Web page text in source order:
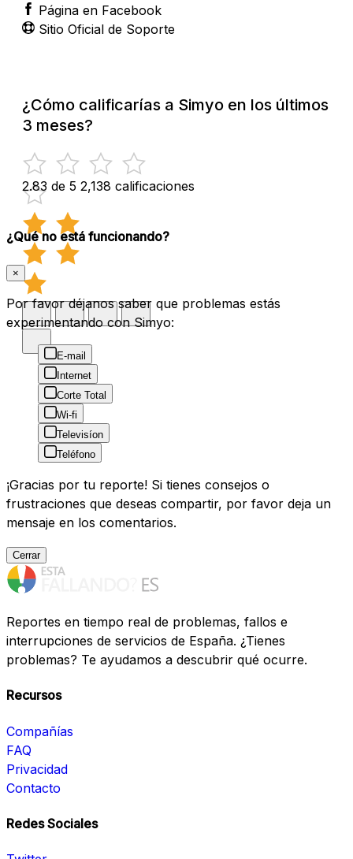
Página en Facebook
Sitio Oficial de Soporte
¿Cómo calificarías a Simyo en los últimos
3 meses?
2.83 de 5 2,138 calificaciones
¿Qué no está funcionando?
×
Por favor déjanos saber que problemas estás
experimentando con Simyo:
E-mail
Internet
Corte Total
Wi-fi
Televisíon
Teléfono
¡Gracias por tu reporte! Si tienes consejos o
frustraciones que deseas compartir, por favor deja un
mensaje en los comentarios.
Cerrar
Reportes en tiempo real de problemas, fallos e
interrupciones de servicios de España. ¿Tienes
problemas? Te ayudamos a descubrir qué ocurre.
Recursos
Compañías
FAQ
Privacidad
Contacto
Redes Sociales